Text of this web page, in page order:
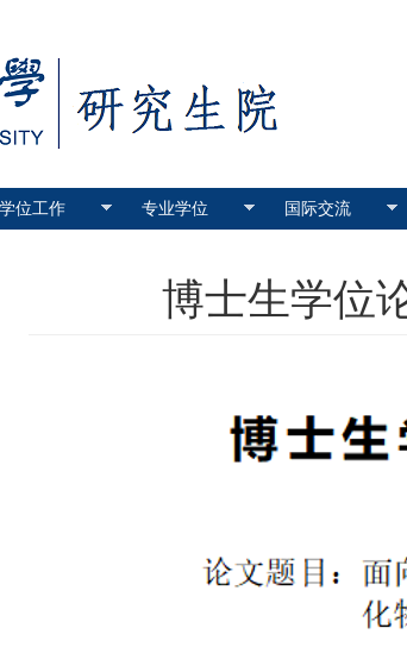
学位工作 专业学位 国际交流
博士生学位